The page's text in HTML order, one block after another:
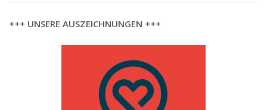
+++ UNSERE AUSZEICHNUNGEN +++